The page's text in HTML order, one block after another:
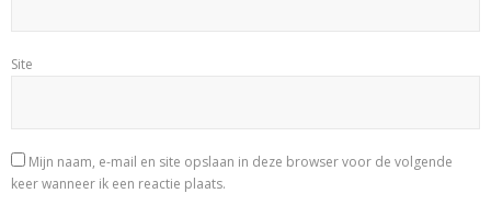
Site
Mijn naam, e-mail en site opslaan in deze browser voor de volgende
keer wanneer ik een reactie plaats.